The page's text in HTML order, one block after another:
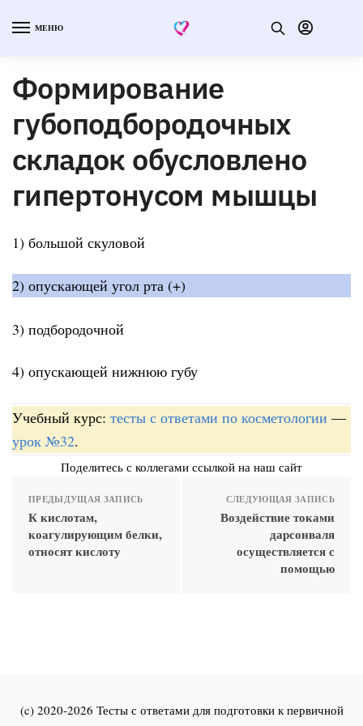
МЕНЮ
Формирование
губоподбородочных
складок обусловлено
гипертонусом мышцы
1) большой скуловой
2) опускающей угол рта (+)
3) подбородочной
4) опускающей нижнюю губу
Учебный курс: тесты с ответами по косметологии —
урок №32.
Поделитесь с коллегами ссылкой на наш сайт
ПРЕДЫДУЩАЯ ЗАПИСЬ
К кислотам,
коагулирующим белки,
относят кислоту
СЛЕДУЮЩАЯ ЗАПИСЬ
Воздействие токами
дарсонваля
осуществляется с
помощью
(c) 2020-2026 Тесты с ответами для подготовки к первичной